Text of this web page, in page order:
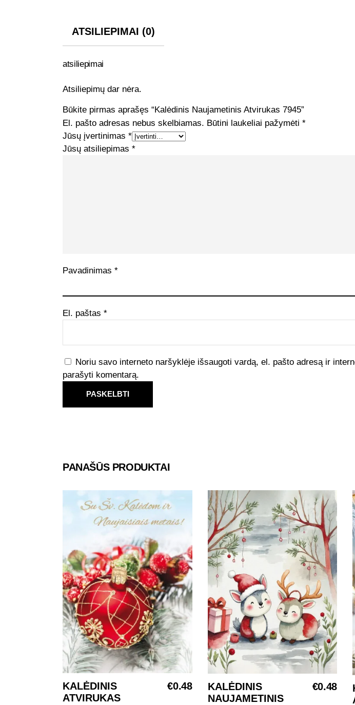
ATSILIEPIMAI (0)
atsiliepimai
Atsiliepimų dar nėra.
Būkite pirmas aprašęs “Kalėdinis Naujametinis Atvirukas 7945”
El. pašto adresas nebus skelbiamas. Būtini laukeliai pažymėti *
Jūsų įvertinimas *
Jūsų atsiliepimas *
Pavadinimas *
El. paštas *
Noriu savo interneto naršyklėje išsaugoti vardą, el. pašto adresą ir
parašyti komentarą.
PANAŠŪS PRODUKTAI
Į KREPŠELĮ
KALĖDINIS
ATVIRUKAS
€0.48 Į KREPŠELĮ
KALĖDINIS
NAUJAMETINIS
€0.48